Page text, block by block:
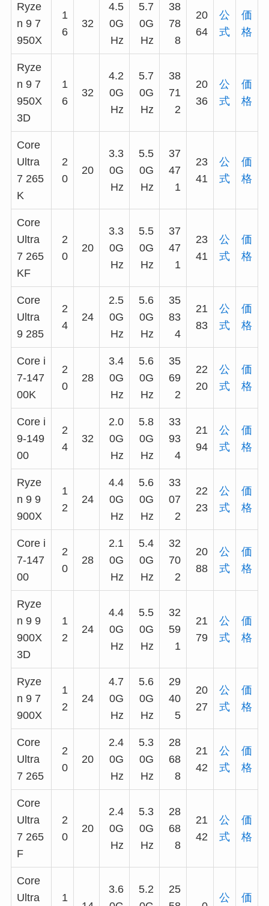
Ryze
n 9 7
950X
1
6
32
4.5
0G
Hz
5.7
0G
Hz
38
78
8
20
64
公
式
価
格
Ryze
n 9 7
950X
3D
1
6
32
4.2
0G
Hz
5.7
0G
Hz
38
71
2
20
36
公
式
価
格
Core
Ultra
7 265
K
2
0
20
3.3
0G
Hz
5.5
0G
Hz
37
47
1
23
41
公
式
価
格
Core
Ultra
7 265
KF
2
0
20
3.3
0G
Hz
5.5
0G
Hz
37
47
1
23
41
公
式
価
格
Core
Ultra
9 285
2
4
24
2.5
0G
Hz
5.6
0G
Hz
35
83
4
21
83
公
式
価
格
Core i
7-147
00K
2
0
28
3.4
0G
Hz
5.6
0G
Hz
35
69
2
22
20
公
式
価
格
Core i
9-149
00
2
4
32
2.0
0G
Hz
5.8
0G
Hz
33
93
4
21
94
公
式
価
格
Ryze
n 9 9
900X
1
2
24
4.4
0G
Hz
5.6
0G
Hz
33
07
2
22
23
公
式
価
格
Core i
7-147
00
2
0
28
2.1
0G
Hz
5.4
0G
Hz
32
70
2
20
88
公
式
価
格
Ryze
n 9 9
900X
3D
1
2
24
4.4
0G
Hz
5.5
0G
Hz
32
59
1
21
79
公
式
価
格
Ryze
n 9 7
900X
1
2
24
4.7
0G
Hz
5.6
0G
Hz
29
40
5
20
27
公
式
価
格
Core
Ultra
7 265
2
0
20
2.4
0G
Hz
5.3
0G
Hz
28
68
8
21
42
公
式
価
格
Core
Ultra
7 265
F
2
0
20
2.4
0G
Hz
5.3
0G
Hz
28
68
8
21
42
公
式
価
格
Core
Ultra
1
3.6
5.2
25
公
価